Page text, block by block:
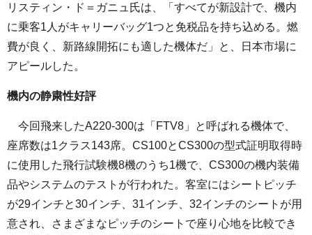
リスティン・ド＝ガニュ氏は、「すべてが新設計で、機内
に乗客1人がキャリーバッグ1つと免税品を持ち込める。燃
費が良く、新路線開拓にも適した機体だ」と、日本市場に
アピールした。
機内の静粛性好評
今回飛来したA220-300は「FTV8」と呼ばれる機体で、
座席数は1クラス143席。CS100とCS300の型式証明取得時
に使用した飛行試験機8機のうち1機で、CS300の機内装備
品やシステムのテストが行われた。客室にはシートピッチ
が29インチと30インチ、31インチ、32インチのシートが用
意され、さまざまなピッチのシートで座り心地を比較でき